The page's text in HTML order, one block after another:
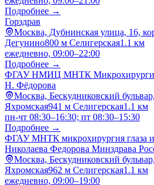
Подробнее →
Горздрав
Москва, Дубнинская улица, 16,
Дегунино800 м Селигерская1.1 км
ежедневно, 09:00–22:00
Подробнее →
ФГАУ НМИЦ МНТК Микрохирургия
Н. Фёдорова
Москва, Бескудниковский
Яхромская941 м Селигерская1.1 км
пн-чт 08:30–16:30; пт 08:30–15:30
Подробнее →
ФГАУ МНТК микрохирургия глаза
Николаева Федорова Минздрава
Москва, Бескудниковский
Яхромская962 м Селигерская1.1 км
ежедневно, 09:00–19:00